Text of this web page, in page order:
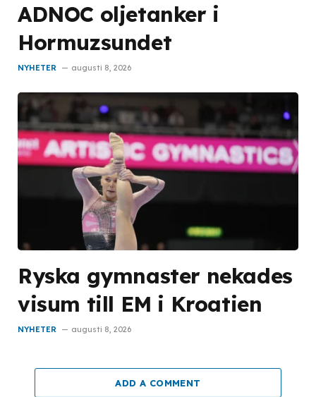
ADNOC oljetanker i
Hormuzsundet
NYHETER augusti 8, 2026
Ryska gymnaster nekades
visum till EM i Kroatien
NYHETER augusti 8, 2026
ADD A COMMENT